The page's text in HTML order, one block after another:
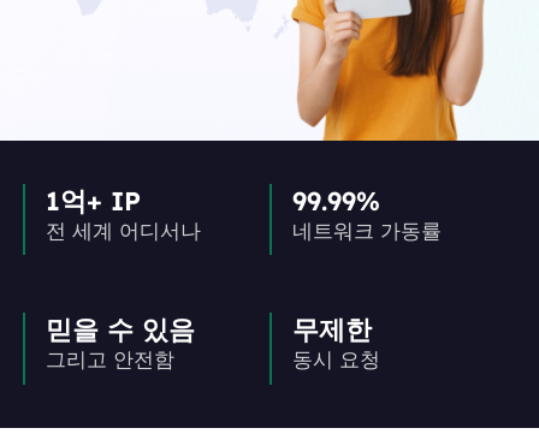
1억+ IP
전 세계 어디서나
99.99%
네트워크 가동률
믿을 수 있음
그리고 안전함
무제한
동시 요청